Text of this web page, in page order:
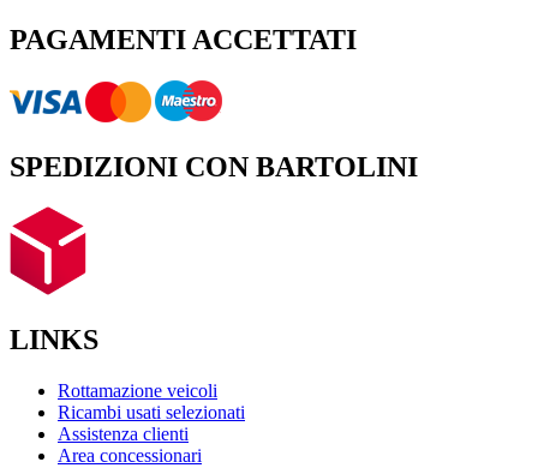
PAGAMENTI ACCETTATI
SPEDIZIONI CON BARTOLINI
LINKS
Rottamazione veicoli
Ricambi usati selezionati
Assistenza clienti
Area concessionari